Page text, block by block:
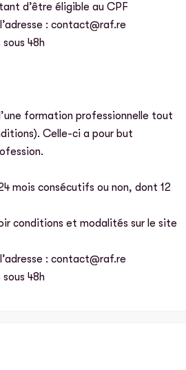
d’être éligible au CPF
: contact@raf.re
48h
formation professionnelle tout
Celle-ci a pour but
mois consécutifs ou non, dont 12
conditions et modalités sur le site
: contact@raf.re
48h